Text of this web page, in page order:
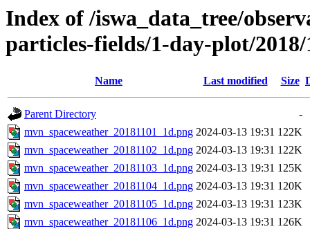
Index of /iswa_data_tree/
particles-fields/1-day-plot/2018/
Name Last modified Size
Parent Directory
-
mvn_spaceweather_20181101_1d.png 2024-03-13 19:31 122K
mvn_spaceweather_20181102_1d.png 2024-03-13 19:31 122K
mvn_spaceweather_20181103_1d.png 2024-03-13 19:31 125K
mvn_spaceweather_20181104_1d.png 2024-03-13 19:31 120K
mvn_spaceweather_20181105_1d.png 2024-03-13 19:31 123K
mvn_spaceweather_20181106_1d.png 2024-03-13 19:31 126K